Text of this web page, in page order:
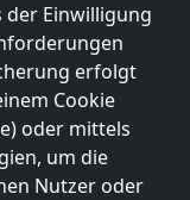
der Einwilligung
erfolgt
Cookie
oder mittels
um die
Nutzer oder